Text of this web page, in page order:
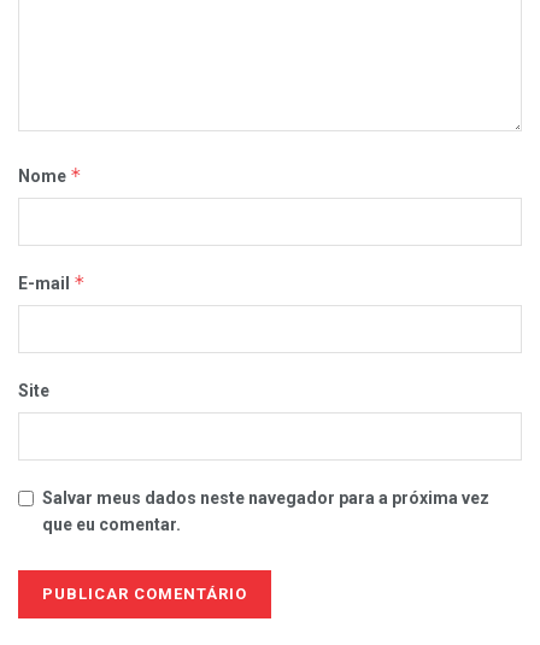
Nome *
E-mail *
Site
Salvar meus dados neste navegador para a próxima vez
que eu comentar.